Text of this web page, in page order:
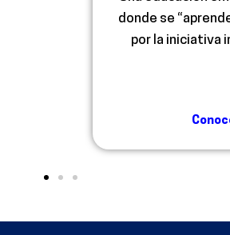
donde se
por la iniciativa